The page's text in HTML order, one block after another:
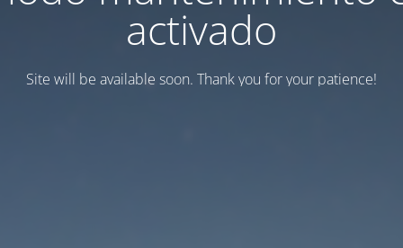
activado
Site will be available soon. Thank you for your patience!